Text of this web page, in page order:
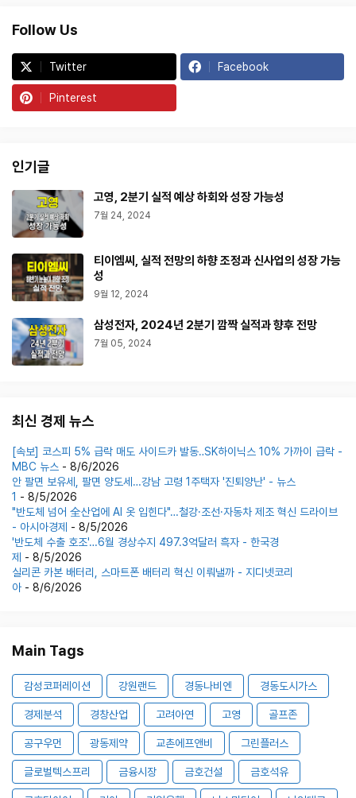
Follow Us
Twitter Facebook
Pinterest
인기글
고영, 2분기 실적 예상 하회와 성장 가능성
7월 24, 2024
티이엠씨, 실적 전망의 하향 조정과 신사업의 성장 가능
성
9월 12, 2024
삼성전자, 2024년 2분기 깜짝 실적과 향후 전망
7월 05, 2024
최신 경제 뉴스
[속보] 코스피 5% 급락 매도 사이드카 발동‥SK하이닉스 10% 가까이 급락 -
MBC 뉴스 - 8/6/2026
안 팔면 보유세, 팔면 양도세…강남 고령 1주택자 '진퇴양난' - 뉴스
1 - 8/5/2026
"반도체 넘어 全산업에 AI 옷 입힌다"…철강·조선·자동차 제조 혁신 드라이브
- 아시아경제 - 8/5/2026
'반도체 수출 호조'…6월 경상수지 497.3억달러 흑자 - 한국경
제 - 8/5/2026
실리콘 카본 배터리, 스마트폰 배터리 혁신 이뤄낼까 - 지디넷코리
아 - 8/6/2026
Main Tags
감성코퍼레이션 강원랜드 경동나비엔 경동도시가스
경제분석 경창산업 고려아연 고영 골프존
공구우먼 광동제약 교촌에프앤비 그린플러스
글로벌텍스프리 금융시장 금호건설 금호석유